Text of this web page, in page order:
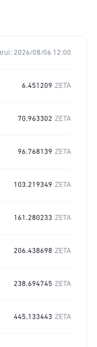
2026/08/06 12:00
6.451209 ZETA
70.963302 ZETA
96.768139 ZETA
103.219349 ZETA
161.280233 ZETA
206.438698 ZETA
238.694745 ZETA
445.133443 ZETA